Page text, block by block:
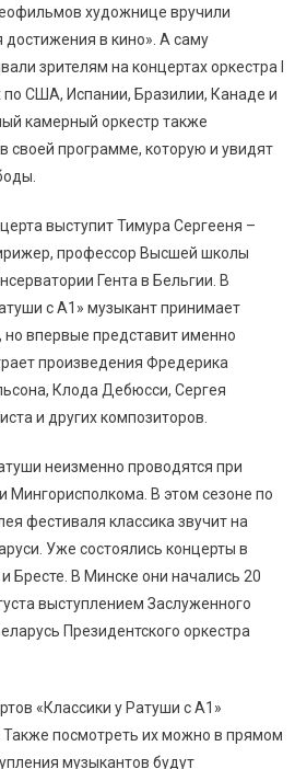
художнице вручили
в кино». А саму
зрителям на концертах оркестра I
по США, Испании, Бразилии, Канаде и
камерный оркестр также
своей программе, которую и увидят
выступит Тимура Сергееня –
профессор Высшей школы
Гента в Бельгии. В
с А1» музыкант принимает
но впервые представит именно
произведения Фредерика
Клода Дебюсси, Сергея
и других композиторов.
неизменно проводятся при
Мингорисполкома. В этом сезоне по
фестиваля классика звучит на
Уже состоялись концерты в
Бресте. В Минске они начались 20
выступлением Заслуженного
Президентского оркестра
«Классики у Ратуши с A1»
посмотреть их можно в прямом
музыкантов будут